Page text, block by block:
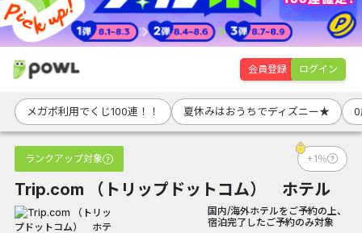
会員登録 ログイン
メガポ利用でくじ100連！！ 夏休みはおうちでディズニー★ 0
ランクアップ対象 +1％
Trip.com （トリップドットコム） ホテル
国内/海外ホテルをご予約の上、
宿泊完了したご予約のみ対象